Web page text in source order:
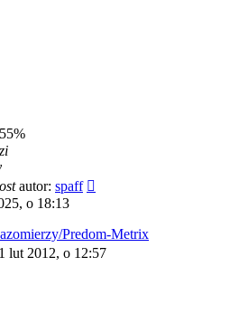
autor: spaff
o 18:13
Predom-Metrix
lut 2012, o 12:57